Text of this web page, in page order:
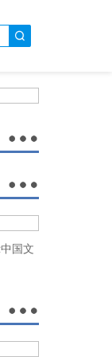
国文